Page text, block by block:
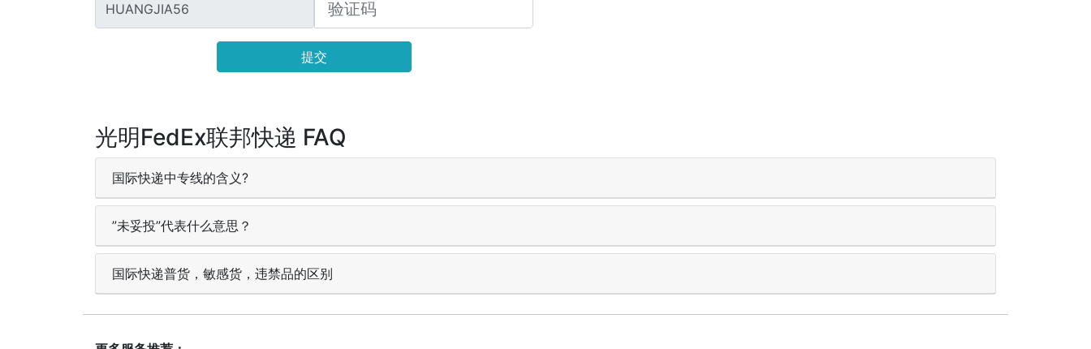
HUANGJIA56
提交
光明FedEx联邦快递 FAQ
国际快递中专线的含义?
”未妥投”代表什么意思？
国际快递普货，敏感货，违禁品的区别